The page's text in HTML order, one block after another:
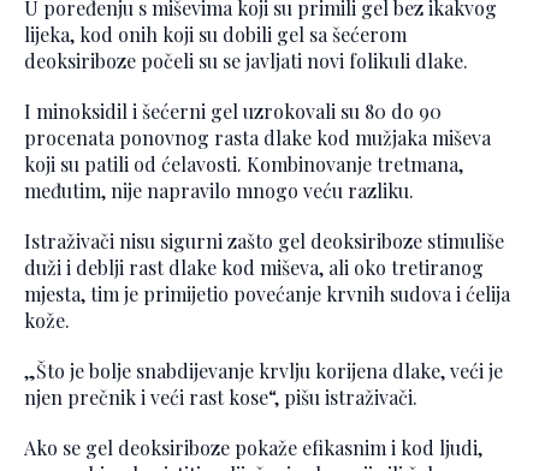
U poređenju s miševima koji su primili gel bez ikakvog
lijeka, kod onih koji su dobili gel sa šećerom
deoksiriboze počeli su se javljati novi folikuli dlake.
I minoksidil i šećerni gel uzrokovali su 80 do 90
procenata ponovnog rasta dlake kod mužjaka miševa
koji su patili od ćelavosti. Kombinovanje tretmana,
međutim, nije napravilo mnogo veću razliku.
Istraživači nisu sigurni zašto gel deoksiriboze stimuliše
duži i deblji rast dlake kod miševa, ali oko tretiranog
mjesta, tim je primijetio povećanje krvnih sudova i ćelija
kože.
„Što je bolje snabdijevanje krvlju korijena dlake, veći je
njen prečnik i veći rast kose“, pišu istraživači.
Ako se gel deoksiriboze pokaže efikasnim i kod ljudi,